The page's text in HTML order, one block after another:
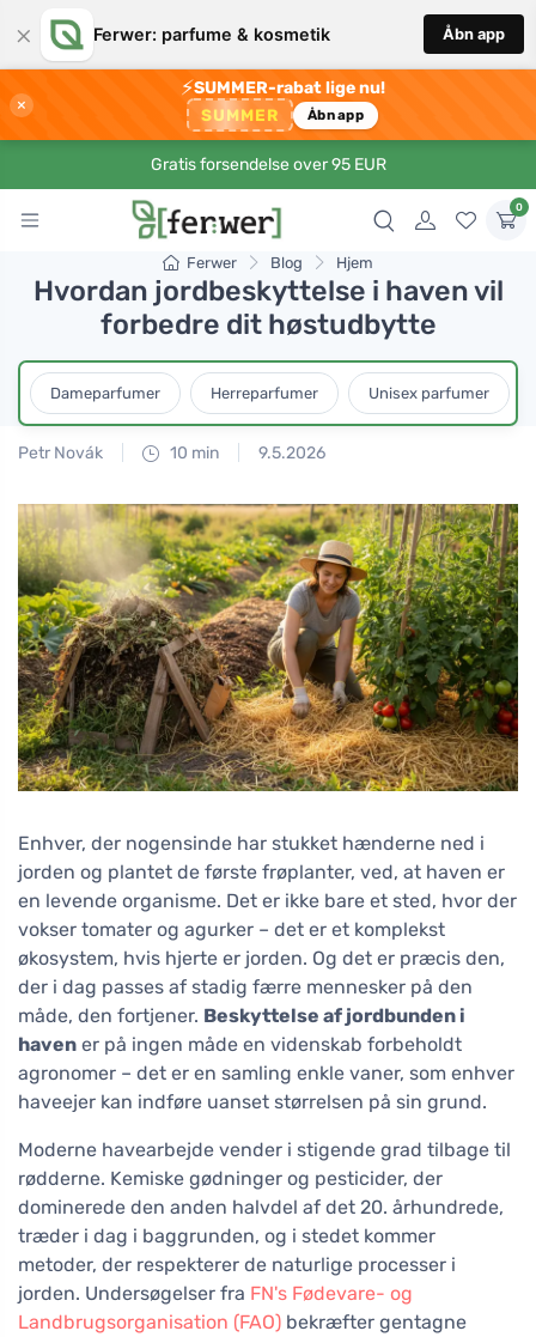
× Ferwer: parfume & kosmetik Åbn app
×
⚡SUMMER-rabat lige nu!
SUMMER Åbn app
Gratis forsendelse over 95 EUR
0
Ferwer Blog Hjem
Hvordan jordbeskyttelse i haven vil
forbedre dit høstudbytte
Dameparfumer Herreparfumer Unisex parfumer
Petr Novák 10 min 9.5.2026
Enhver, der nogensinde har stukket hænderne ned i
jorden og plantet de første frøplanter, ved, at haven er
en levende organisme. Det er ikke bare et sted, hvor der
vokser tomater og agurker – det er et komplekst
økosystem, hvis hjerte er jorden. Og det er præcis den,
der i dag passes af stadig færre mennesker på den
måde, den fortjener. Beskyttelse af jordbunden i
haven er på ingen måde en videnskab forbeholdt
agronomer – det er en samling enkle vaner, som enhver
haveejer kan indføre uanset størrelsen på sin grund.
Moderne havearbejde vender i stigende grad tilbage til
rødderne. Kemiske gødninger og pesticider, der
dominerede den anden halvdel af det 20. århundrede,
træder i dag i baggrunden, og i stedet kommer
metoder, der respekterer de naturlige processer i
jorden. Undersøgelser fra FN's Fødevare- og
Landbrugsorganisation (FAO) bekræfter gentagne